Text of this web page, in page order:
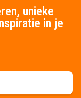
unieke
in je